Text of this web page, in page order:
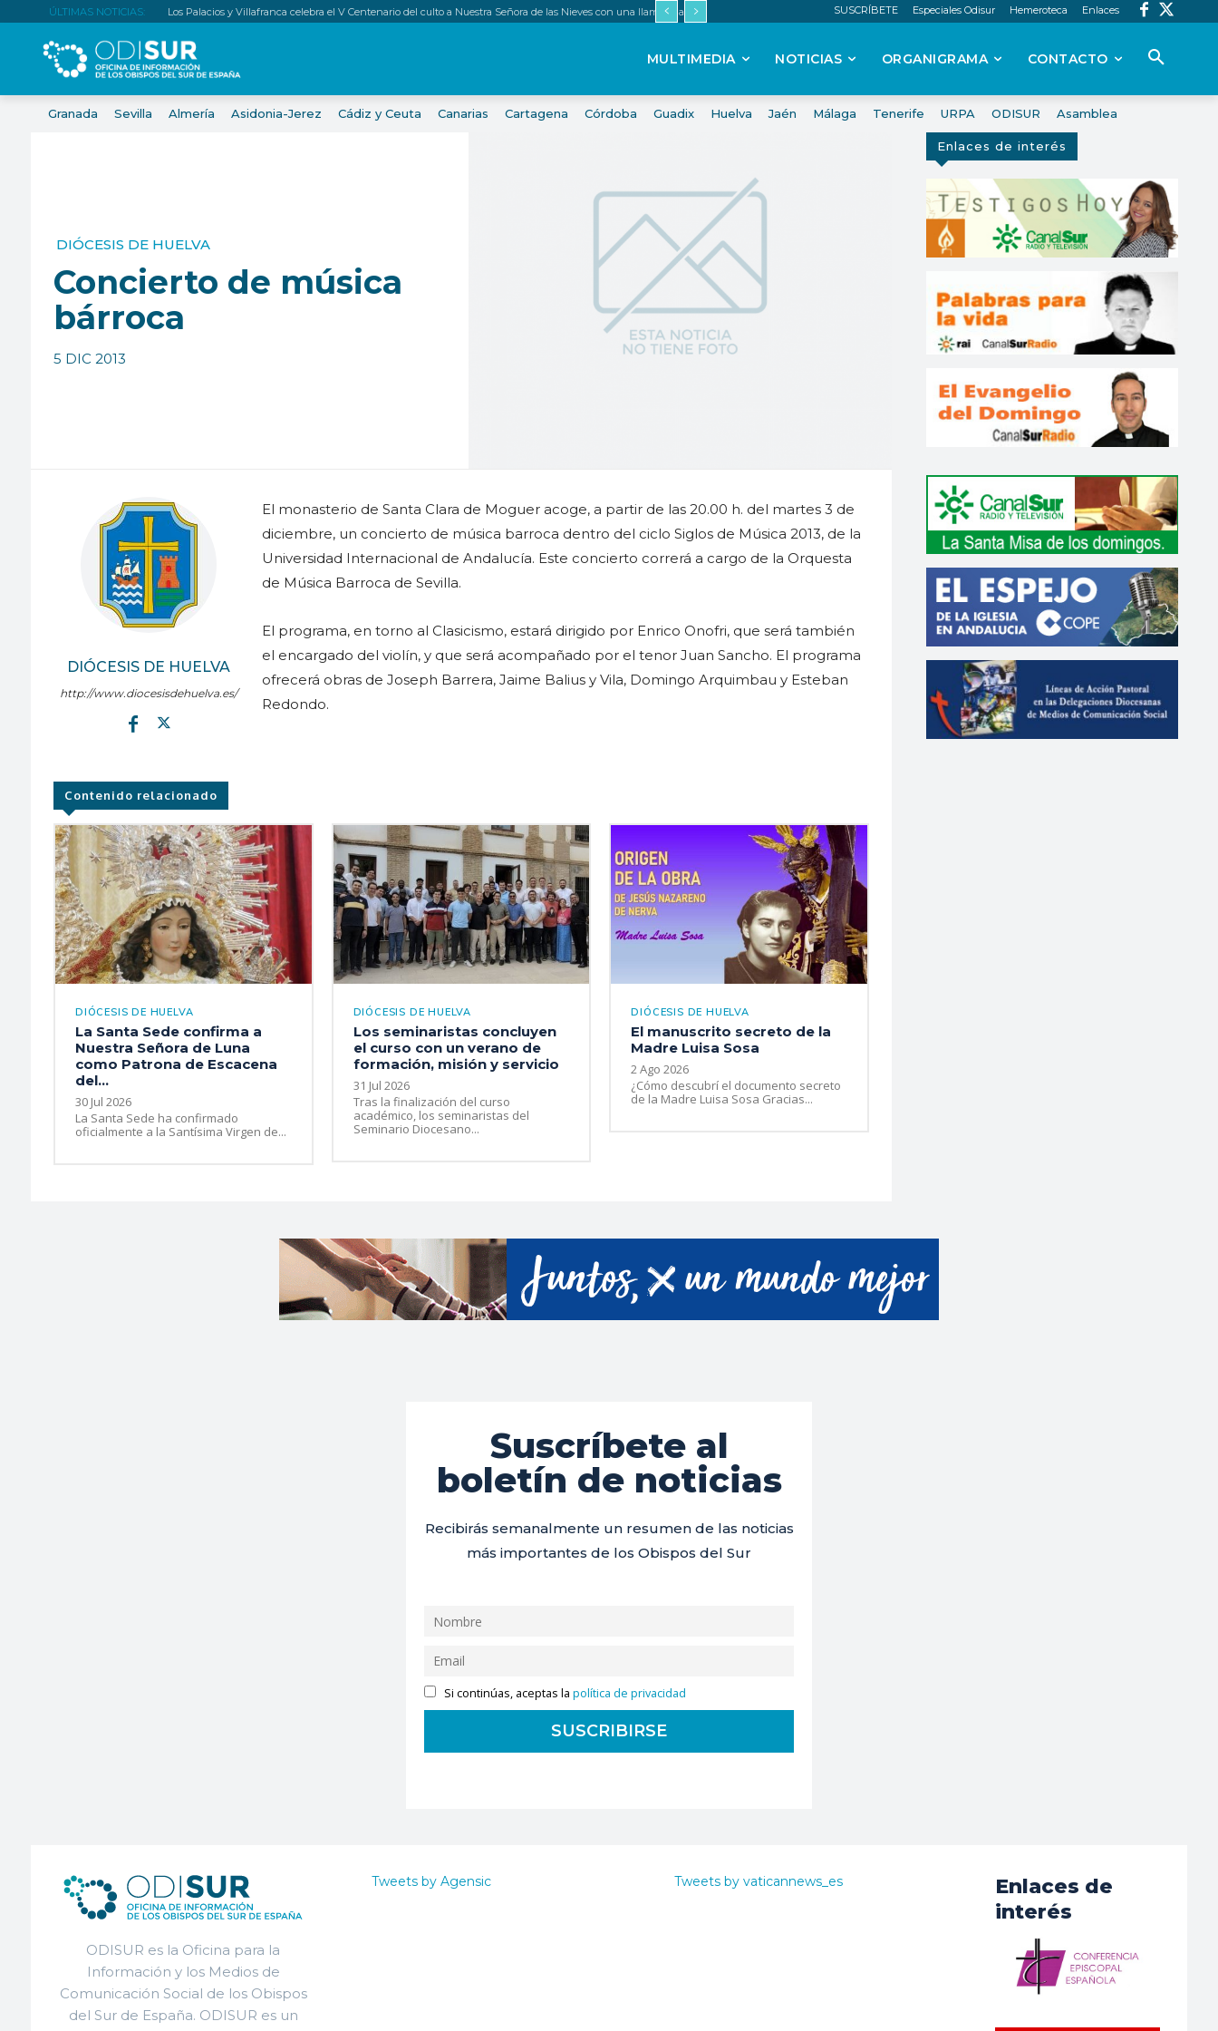
ÚLTIMAS NOTICIAS: Los Palacios y Villafranca celebra el V Centenario del culto a Nuestra Señora de las Nieves con una llamada a renovar la fe SUSCRÍBETE Especiales Odisur Hemeroteca Enlaces
MULTIMEDIA NOTICIAS ORGANIGRAMA CONTACTO
Granada Sevilla Almería Asidonia-Jerez Cádiz y Ceuta Canarias Cartagena Córdoba Guadix Huelva Jaén Málaga Tenerife URPA ODISUR Asamblea
DIÓCESIS DE HUELVA
Concierto de música
bárroca
5 DIC 2013
DIÓCESIS DE HUELVA
http://www.diocesisdehuelva.es/
El monasterio de Santa Clara de Moguer acoge, a partir de las 20.00 h. del martes 3 de
diciembre, un concierto de música barroca dentro del ciclo Siglos de Música 2013, de la
Universidad Internacional de Andalucía. Este concierto correrá a cargo de la Orquesta
de Música Barroca de Sevilla.
El programa, en torno al Clasicismo, estará dirigido por Enrico Onofri, que será también
el encargado del violín, y que será acompañado por el tenor Juan Sancho. El programa
ofrecerá obras de Joseph Barrera, Jaime Balius y Vila, Domingo Arquimbau y Esteban
Redondo.
Contenido relacionado
DIÓCESIS DE HUELVA
La Santa Sede confirma a
Nuestra Señora de Luna
como Patrona de Escacena
del...
30 Jul 2026
La Santa Sede ha confirmado
oficialmente a la Santísima Virgen de...
DIÓCESIS DE HUELVA
Los seminaristas concluyen
el curso con un verano de
formación, misión y servicio
31 Jul 2026
Tras la finalización del curso
académico, los seminaristas del
Seminario Diocesano...
DIÓCESIS DE HUELVA
El manuscrito secreto de la
Madre Luisa Sosa
2 Ago 2026
¿Cómo descubrí el documento secreto
de la Madre Luisa Sosa Gracias...
Enlaces de interés
Suscríbete al
boletín de noticias
Recibirás semanalmente un resumen de las noticias
más importantes de los Obispos del Sur
Si continúas, aceptas lapolítica de privacidad
ODISUR es la Oficina para la
Información y los Medios de
Comunicación Social de los Obispos
del Sur de España. ODISUR es un
Tweets by Agensic Tweets by vaticannews_es
Enlaces de
interés